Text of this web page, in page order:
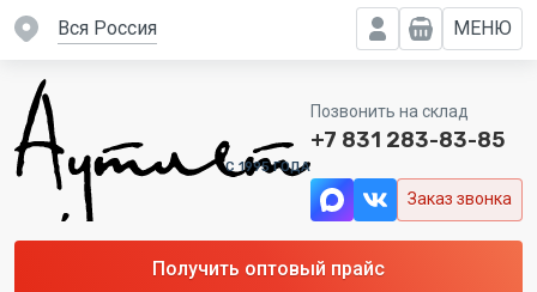
вся Россия МЕНЮ
C 1995 ГОДА
Позвонить на склад
+7 831 283-83-85
Заказ звонка
Получить оптовый прайс